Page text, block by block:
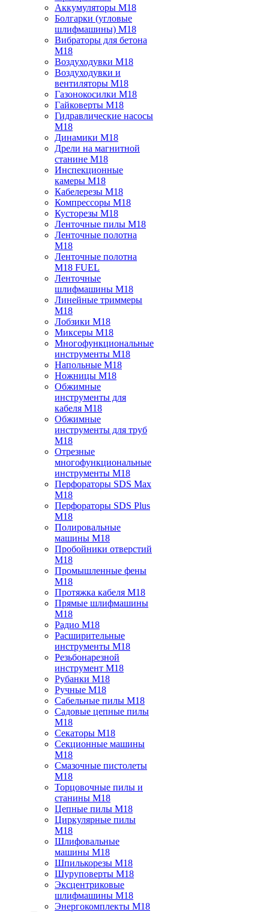
Аккумуляторы M18
Болгарки (угловые
шлифмашины) M18
Вибраторы для бетона
M18
Воздуходувки M18
Воздуходувки и
вентиляторы M18
Газонокосилки M18
Гайковерты M18
Гидравлические насосы
M18
Динамики M18
Дрели на магнитной
станине M18
Инспекционные
камеры M18
Кабелерезы M18
Компрессоры M18
Кусторезы M18
Ленточные пилы M18
Ленточные полотна
M18
Ленточные полотна
M18 FUEL
Ленточные
шлифмашины M18
Линейные триммеры
M18
Лобзики M18
Миксеры M18
Многофункциональные
инструменты M18
Напольные M18
Ножницы M18
Обжимные
инструменты для
кабеля M18
Обжимные
инструменты для труб
M18
Отрезные
многофункциональные
инструменты M18
Перфораторы SDS Max
M18
Перфораторы SDS Plus
M18
Полировальные
машины M18
Пробойники отверстий
M18
Промышленные фены
M18
Протяжка кабеля M18
Прямые шлифмашины
M18
Радио M18
Расширительные
инструменты M18
Резьбонарезной
инструмент M18
Рубанки M18
Ручные M18
Сабельные пилы M18
Садовые цепные пилы
M18
Секаторы M18
Секционные машины
M18
Смазочные пистолеты
M18
Торцовочные пилы и
станины M18
Цепные пилы M18
Циркулярные пилы
M18
Шлифовальные
машины M18
Шпилькорезы M18
Шуруповерты M18
Эксцентриковые
шлифмашины M18
Энергокомплекты M18